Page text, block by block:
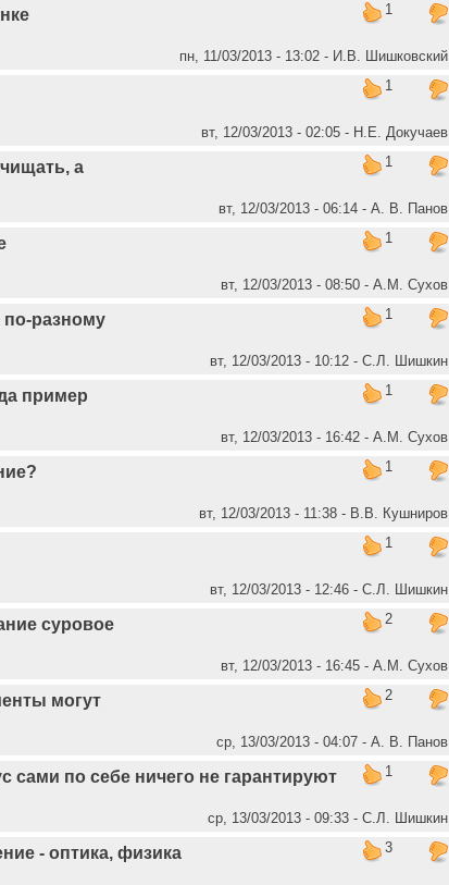
1
пн, 11/03/2013 - 13:02 - И.В. Шишковский
1
вт, 12/03/2013 - 02:05 - Н.Е. Докучаев
1
а
вт, 12/03/2013 - 06:14 - А. В. Панов
1
вт, 12/03/2013 - 08:50 - А.М. Сухов
1
по-разному
вт, 12/03/2013 - 10:12 - С.Л. Шишкин
1
пример
вт, 12/03/2013 - 16:42 - А.М. Сухов
1
вт, 12/03/2013 - 11:38 - В.В. Кушниров
1
вт, 12/03/2013 - 12:46 - С.Л. Шишкин
2
суровое
вт, 12/03/2013 - 16:45 - А.М. Сухов
2
могут
ср, 13/03/2013 - 04:07 - А. В. Панов
1
сами по себе ничего не гарантируют
ср, 13/03/2013 - 09:33 - С.Л. Шишкин
3
- оптика, физика